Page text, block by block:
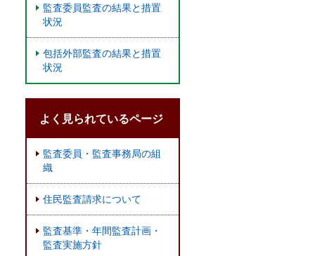
監査委員監査の結果と措置
状況
包括外部監査の結果と措置
状況
よく見られているページ
監査委員・監査事務局の組
織
住民監査請求について
監査基準・年間監査計画・
監査実施方針